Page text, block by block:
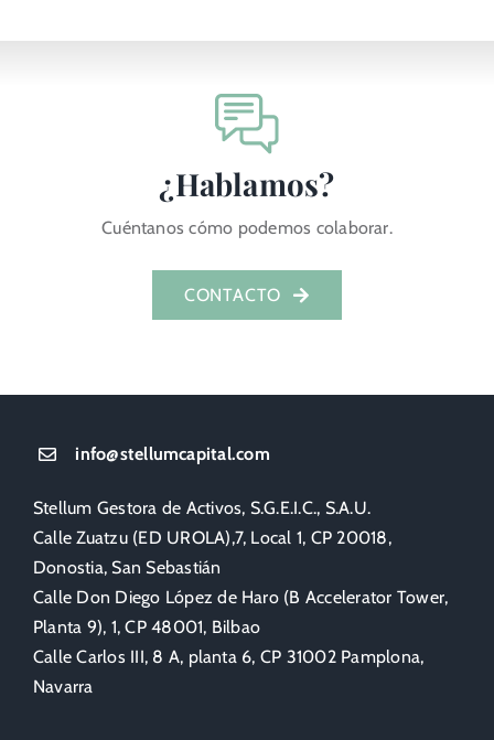
¿Hablamos?
Cuéntanos cómo podemos colaborar.
CONTACTO
info@stellumcapital.com
Stellum Gestora de Activos, S.G.E.I.C., S.A.U.
Calle Zuatzu (ED UROLA),7, Local 1, CP 20018,
Donostia, San Sebastián
Calle Don Diego López de Haro (B Accelerator Tower,
Planta 9), 1, CP 48001, Bilbao
Calle Carlos III, 8 A, planta 6, CP 31002 Pamplona,
Navarra